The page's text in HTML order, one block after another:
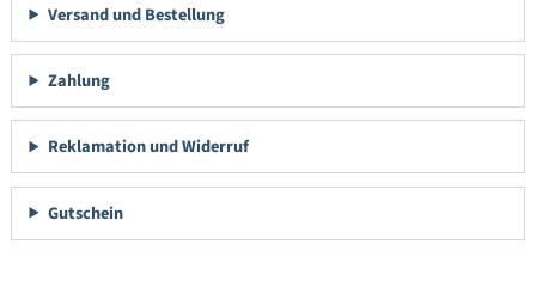
Versand und Bestellung
Zahlung
Reklamation und Widerruf
Gutschein